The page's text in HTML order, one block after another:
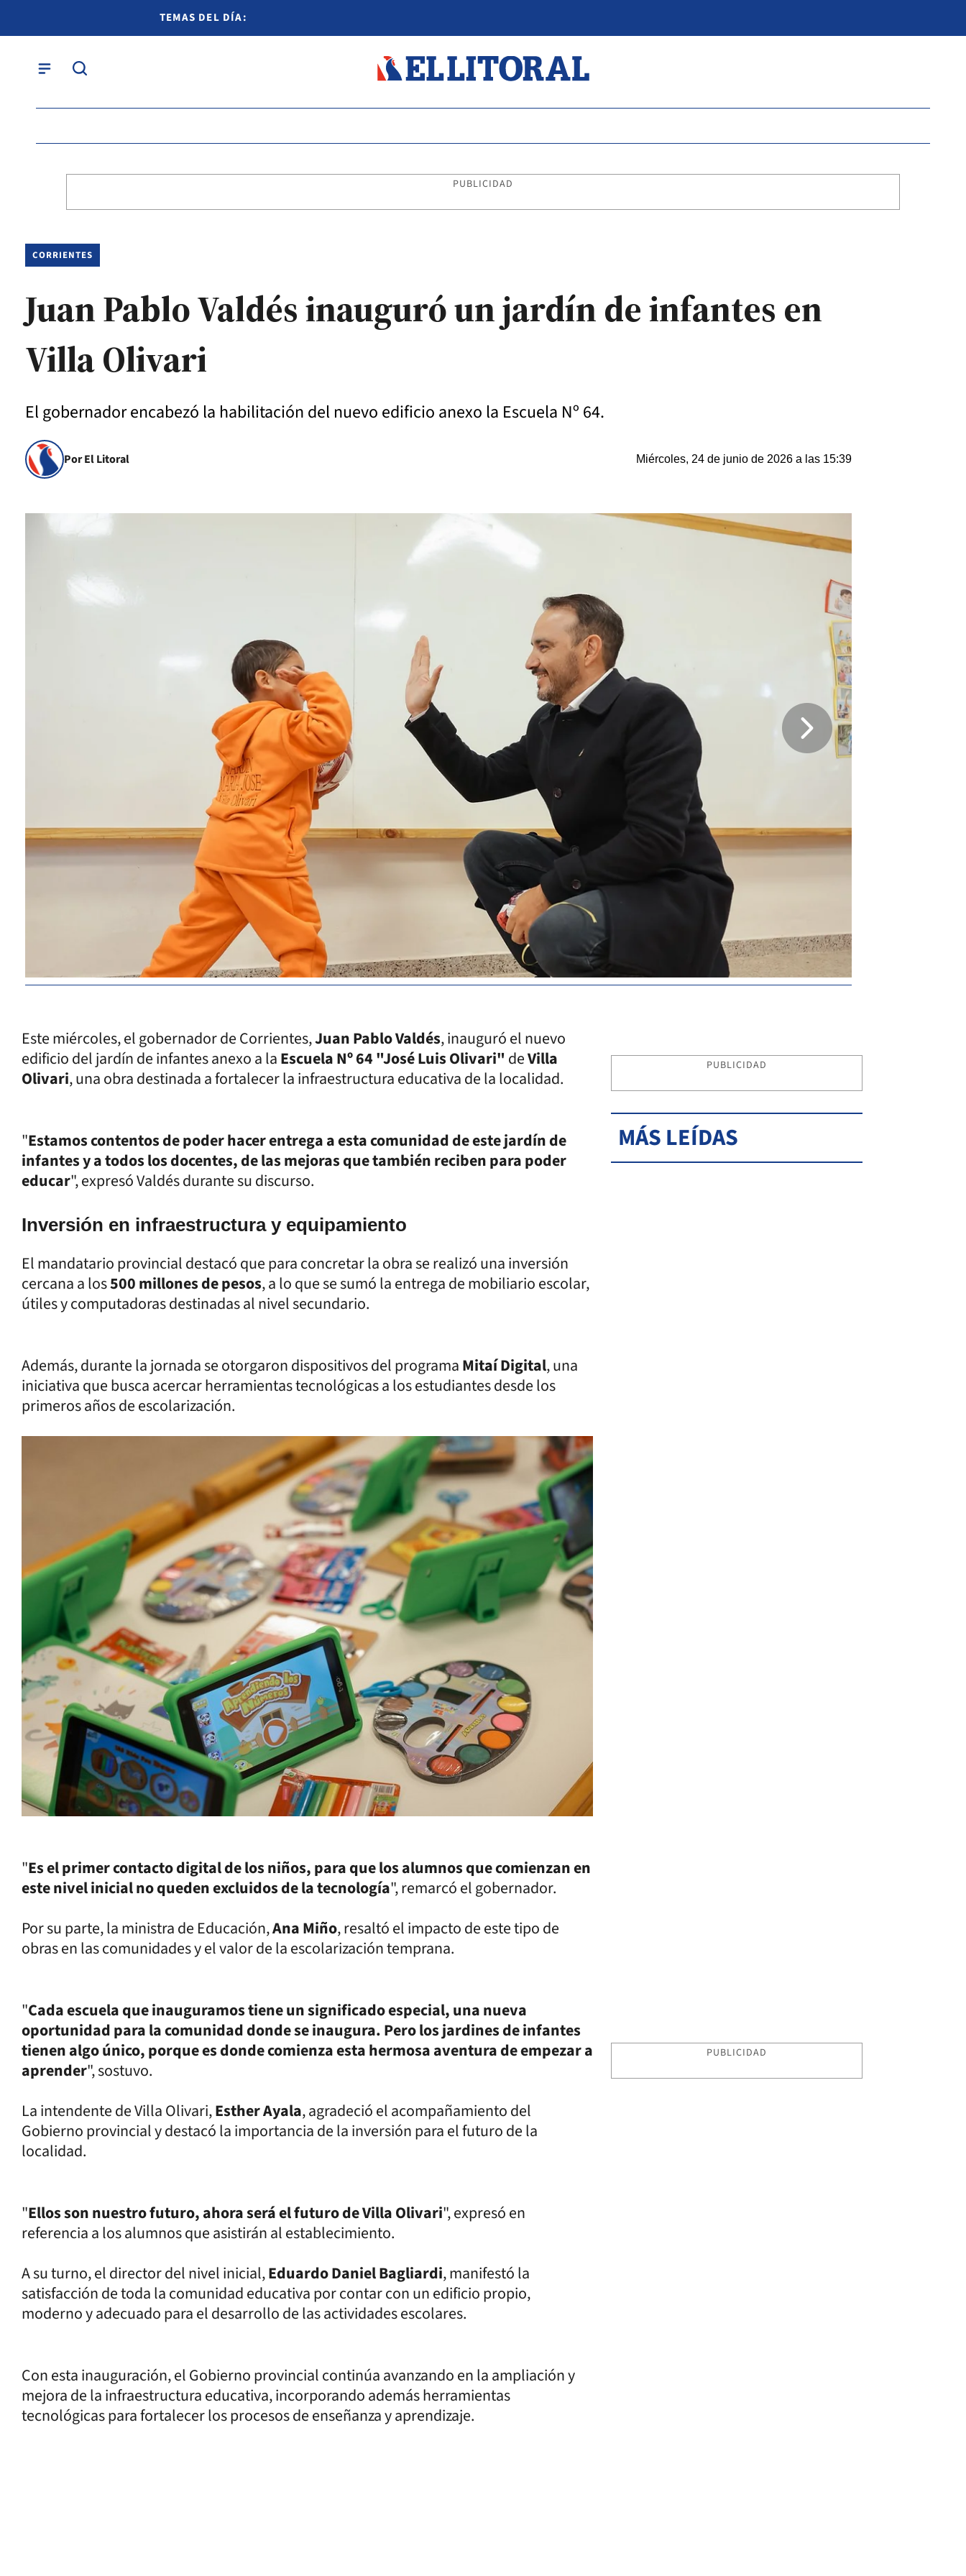
TEMAS DEL DÍA:
PUBLICIDAD
CORRIENTES
Juan Pablo Valdés inauguró un jardín de infantes en
Villa Olivari
El gobernador encabezó la habilitación del nuevo edificio anexo la Escuela Nº 64.
Por El Litoral Miércoles, 24 de junio de 2026 a las 15:39
Este miércoles, el gobernador de Corrientes,Juan Pablo Valdés, inauguró el nuevo
edificio del jardín de infantes anexo a laEscuela Nº 64 "José Luis Olivari"deVilla
Olivari, una obra destinada a fortalecer la infraestructura educativa de la localidad.
"Estamos contentos de poder hacer entrega a esta comunidad de este jardín de
infantes y a todos los docentes, de las mejoras que también reciben para poder
educar", expresó Valdés durante su discurso.
Inversión en infraestructura y equipamiento
El mandatario provincial destacó que para concretar la obra se realizó una inversión
cercana a los500 millones de pesos, a lo que se sumó la entrega de mobiliario escolar,
útiles y computadoras destinadas al nivel secundario.
Además, durante la jornada se otorgaron dispositivos del programaMitaí Digital, una
iniciativa que busca acercar herramientas tecnológicas a los estudiantes desde los
primeros años de escolarización.
"Es el primer contacto digital de los niños, para que los alumnos que comienzan en
este nivel inicial no queden excluidos de la tecnología", remarcó el gobernador.
Por su parte, la ministra de Educación,Ana Miño, resaltó el impacto de este tipo de
obras en las comunidades y el valor de la escolarización temprana.
"Cada escuela que inauguramos tiene un significado especial, una nueva
oportunidad para la comunidad donde se inaugura. Pero los jardines de infantes
tienen algo único, porque es donde comienza esta hermosa aventura de empezar a
aprender", sostuvo.
La intendente de Villa Olivari,Esther Ayala, agradeció el acompañamiento del
Gobierno provincial y destacó la importancia de la inversión para el futuro de la
localidad.
"Ellos son nuestro futuro, ahora será el futuro de Villa Olivari", expresó en
referencia a los alumnos que asistirán al establecimiento.
A su turno, el director del nivel inicial,Eduardo Daniel Bagliardi, manifestó la
satisfacción de toda la comunidad educativa por contar con un edificio propio,
moderno y adecuado para el desarrollo de las actividades escolares.
Con esta inauguración, el Gobierno provincial continúa avanzando en la ampliación y
mejora de la infraestructura educativa, incorporando además herramientas
tecnológicas para fortalecer los procesos de enseñanza y aprendizaje.
PUBLICIDAD
MÁS LEÍDAS
PUBLICIDAD